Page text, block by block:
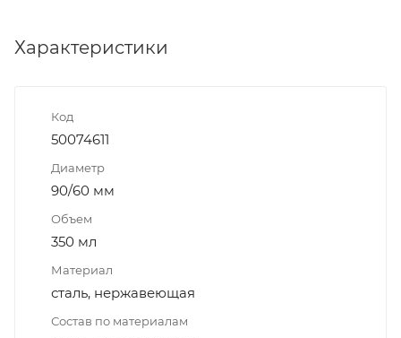
Характеристики
Код
50074611
Диаметр
90/60 мм
Объем
350 мл
Материал
сталь, нержавеющая
Состав по материалам